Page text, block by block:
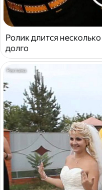
Ролик длится
долго